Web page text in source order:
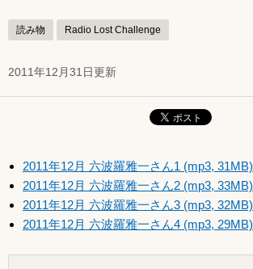
読み物 Radio Lost Challenge
2011年12月31日更新
2011年12月 六波羅雅一さん1 (mp3, 31MB)
2011年12月 六波羅雅一さん2 (mp3, 33MB)
2011年12月 六波羅雅一さん3 (mp3, 32MB)
2011年12月 六波羅雅一さん4 (mp3, 29MB)